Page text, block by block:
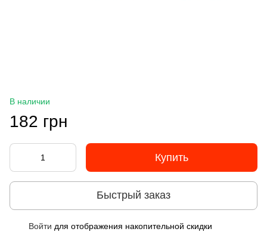
В наличии
182 грн
Купить
Быстрый заказ
Войти для отображения накопительной скидки